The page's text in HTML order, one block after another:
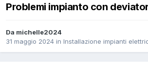
Problemi impianto con
Da michelle2024
31 maggio 2024 in Installazione impianti